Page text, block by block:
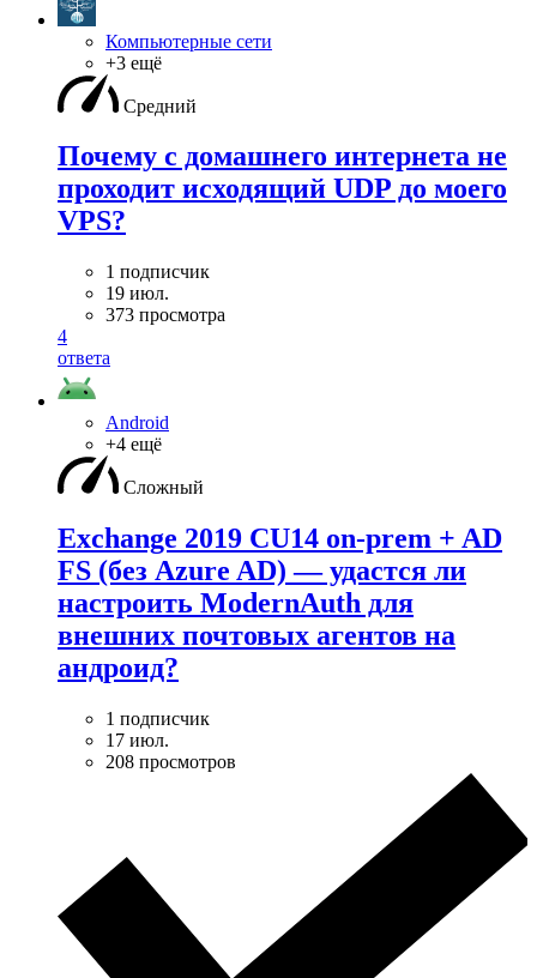
Компьютерные сети
+3 ещё
Средний
Почему с домашнего интернета не
проходит исходящий UDP до моего
VPS?
1 подписчик
19 июл.
373 просмотра
4
ответа
Android
+4 ещё
Сложный
Exchange 2019 CU14 on-prem + AD
FS (без Azure AD) — удаcтся ли
настроить ModernAuth для
внешних почтовых агентов на
андроид?
1 подписчик
17 июл.
208 просмотров